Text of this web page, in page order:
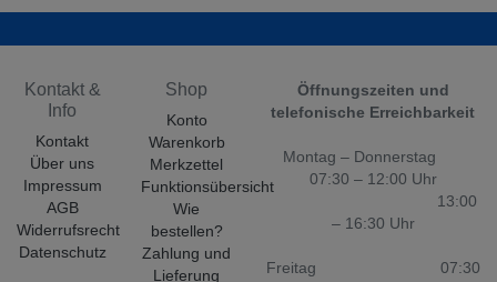
Kontakt &
Info
Kontakt
Über uns
Impressum
AGB
Widerrufsrecht
Datenschutz
Shop
Konto
Warenkorb
Merkzettel
Funktionsübersicht
Wie
bestellen?
Zahlung und
Lieferung
Öffnungszeiten und
telefonische Erreichbarkeit
Montag – Donnerstag
07:30 – 12:00 Uhr
13:00
– 16:30 Uhr
Freitag 07:30